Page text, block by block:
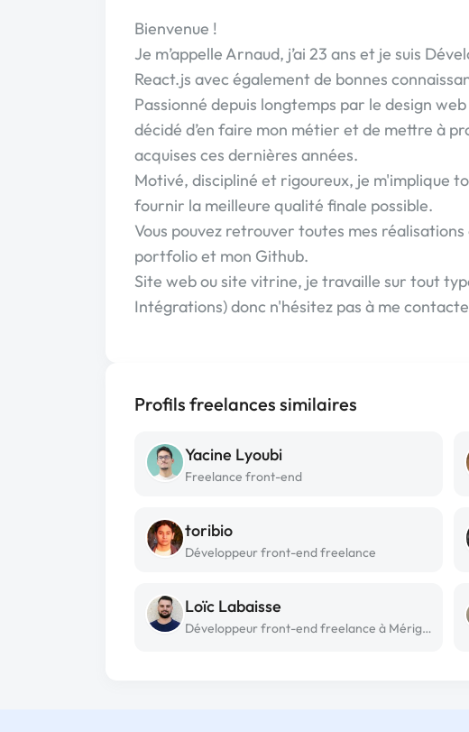
Bienvenue !
Je m’appelle Arnaud, j’ai 23 ans et je suis
React.js avec également de bonnes
Passionné depuis longtemps par le design
décidé d’en faire mon métier et de mettre à
acquises ces dernières années.
Motivé, discipliné et rigoureux, je m'implique
fournir la meilleure qualité finale possible.
Vous pouvez retrouver toutes mes
portfolio et mon Github.
Site web ou site vitrine, je travaille sur tout
Intégrations) donc n'hésitez pas à me
Profils freelances similaires
Yacine Lyoubi
Freelance front-end
toribio
Développeur front-end freelance
Loïc Labaisse
Développeur front-end freelance à Mérignac